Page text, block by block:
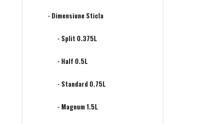
- Dimensiune Sticla
- Split 0.375L
- Half 0.5L
- Standard 0.75L
- Magnum 1.5L